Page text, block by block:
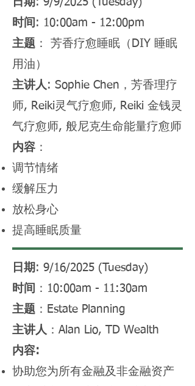
时间 : 10:00am - 12:00pm
主题 ： 芳香疗愈睡眠（DIY 睡眠
用油）
主讲人: Sophie Chen，芳香理疗
师, Reiki灵气疗愈师, Reiki 金钱灵
气疗愈师, 般尼克生命能量疗愈师
内容 ：
调节情绪
缓解压力
放松身心
提高睡眠质量
日期 : 9/16/2025 (Tuesday)
时间
：10:00am - 11:30am
主题 ：Estate Planning
主讲人 ：Alan Lio, TD Wealth
内容:
协助您为所有金融及非金融资产